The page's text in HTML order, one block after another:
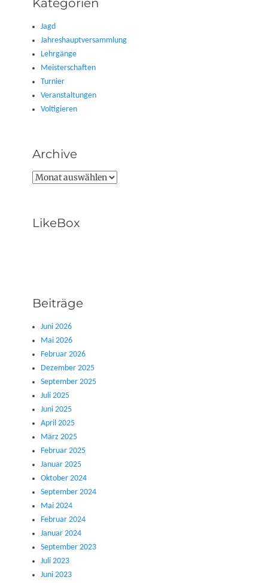
Jagd
Jahreshauptversammlung
Lehrgänge
Meisterschaften
Turnier
Veranstaltungen
Voltigieren
Archive
Archive
LikeBox
Beiträge
Juni 2026
Mai 2026
Februar 2026
Dezember 2025
September 2025
Juli 2025
Juni 2025
April 2025
März 2025
Februar 2025
Januar 2025
Oktober 2024
September 2024
Mai 2024
Februar 2024
Januar 2024
September 2023
Juli 2023
Juni 2023